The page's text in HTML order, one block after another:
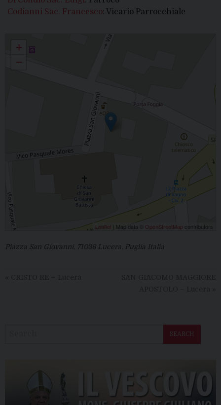
Codianni Sac. Francesco: Vicario Parrocchiale
+
−
Leaflet | Map data © OpenStreetMap contributors
Piazza San Giovanni, 71036 Lucera, Puglia Italia
SEARCH